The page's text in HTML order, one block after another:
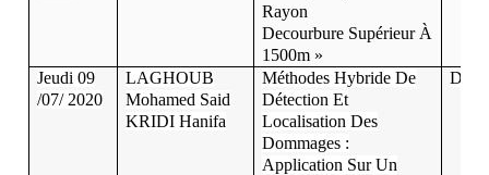
Rayon
Decourbure Supérieur À
1500m »
Jeudi 09
/07/ 2020
LAGHOUB
Mohamed Said
KRIDI Hanifa
Méthodes Hybride De
Détection Et
Localisation Des
Dommages :
Application Sur Un